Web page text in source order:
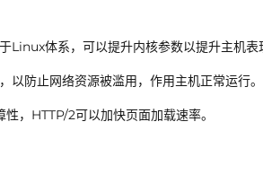
体系，可以提升内核参数以提升主机表
防止网络资源被滥用，作用主机正常运行。
，HTTP/2可以加快页面加载速率。